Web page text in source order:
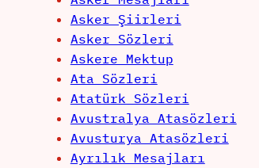
Asker Şiirleri
Asker Sözleri
Askere Mektup
Ata Sözleri
Atatürk Sözleri
Avustralya Atasözleri
Avusturya Atasözleri
Ayrılık Mesajları